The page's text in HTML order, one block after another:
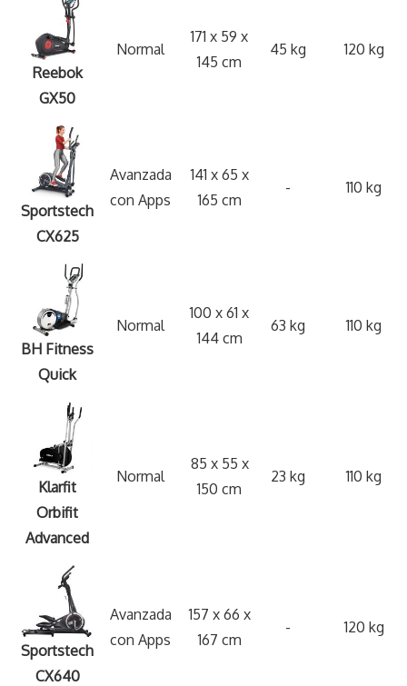
Reebok
GX50
Normal
171 x 59 x
145 cm
45 kg 120 kg
Sportstech
CX625
Avanzada
con Apps
141 x 65 x
165 cm
- 110 kg
BH Fitness
Quick
Normal
100 x 61 x
144 cm
63 kg 110 kg
Klarfit
Orbifit
Advanced
Normal
85 x 55 x
150 cm
23 kg 110 kg
Sportstech
CX640
Avanzada
con Apps
157 x 66 x
167 cm
- 120 kg